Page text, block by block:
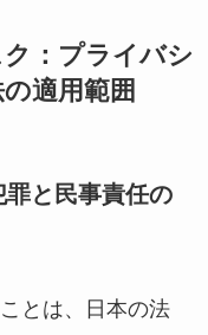
：プライバシ
適用範囲
と民事責任の
とは、日本の法